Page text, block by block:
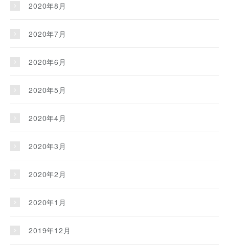
2020年8月
2020年7月
2020年6月
2020年5月
2020年4月
2020年3月
2020年2月
2020年1月
2019年12月